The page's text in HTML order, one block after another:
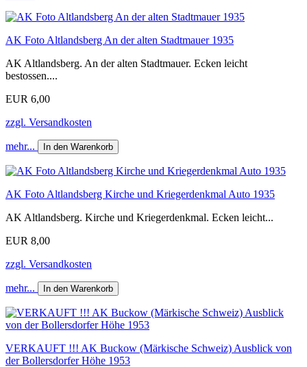
AK Foto Altlandsberg An der alten Stadtmauer 1935
AK Altlandsberg. An der alten Stadtmauer. Ecken leicht
bestossen....
EUR 6,00
zzgl. Versandkosten
mehr... In den Warenkorb
AK Foto Altlandsberg Kirche und Kriegerdenkmal Auto 1935
AK Altlandsberg. Kirche und Kriegerdenkmal. Ecken leicht...
EUR 8,00
zzgl. Versandkosten
mehr... In den Warenkorb
VERKAUFT !!! AK Buckow (Märkische Schweiz) Ausblick von
der Bollersdorfer Höhe 1953